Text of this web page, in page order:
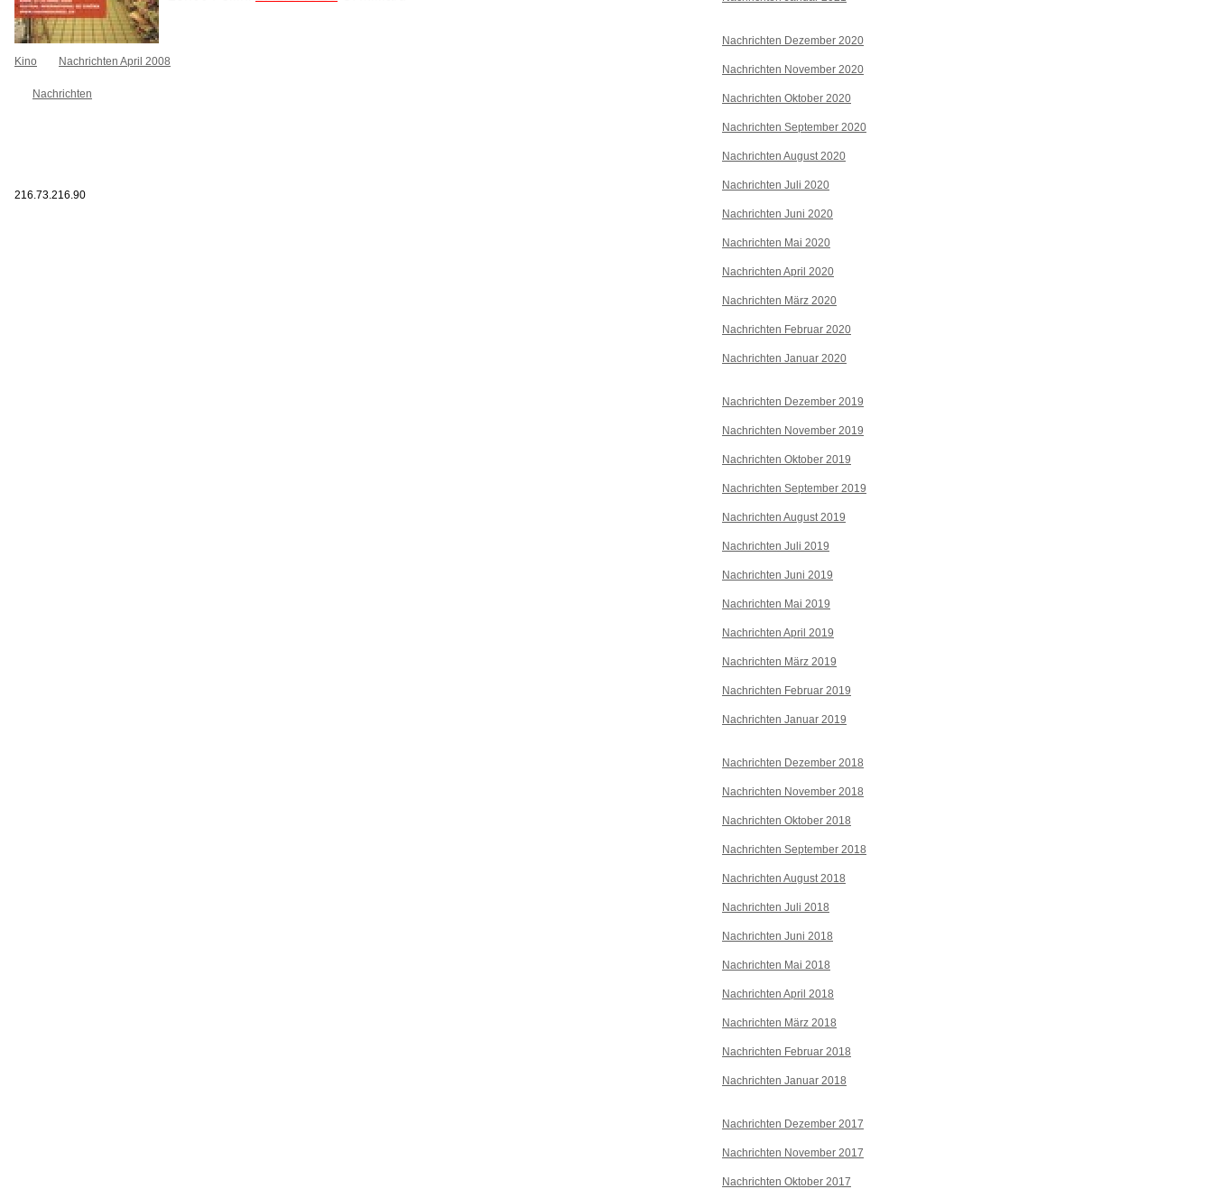
Nachrichten Dezember 2020
Nachrichten November 2020
Nachrichten Oktober 2020
Nachrichten September 2020
Nachrichten August 2020
Nachrichten Juli 2020
Nachrichten Juni 2020
Nachrichten Mai 2020
Nachrichten April 2020
Nachrichten März 2020
Nachrichten Februar 2020
Nachrichten Januar 2020
Nachrichten Dezember 2019
Nachrichten November 2019
Nachrichten Oktober 2019
Nachrichten September 2019
Nachrichten August 2019
Nachrichten Juli 2019
Nachrichten Juni 2019
Nachrichten Mai 2019
Nachrichten April 2019
Nachrichten März 2019
Nachrichten Februar 2019
Nachrichten Januar 2019
Nachrichten Dezember 2018
Nachrichten November 2018
Nachrichten Oktober 2018
Nachrichten September 2018
Nachrichten August 2018
Nachrichten Juli 2018
Nachrichten Juni 2018
Nachrichten Mai 2018
Nachrichten April 2018
Nachrichten März 2018
Nachrichten Februar 2018
Nachrichten Januar 2018
Nachrichten Dezember 2017
Nachrichten November 2017
Nachrichten Oktober 2017
Kino Nachrichten April 2008
Nachrichten
216.73.216.90